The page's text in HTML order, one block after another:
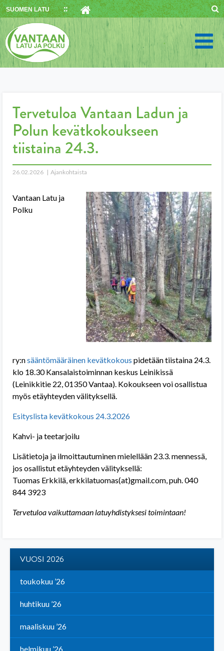
Skip
to
content
SUOMEN LATU
Tervetuloa Vantaan Ladun ja
Polun kevätkokoukseen
tiistaina 24.3.
26.02.2026 Ajankohtaista
Vantaan Latu ja
Polku
ry:nsääntömääräinen kevätkokous pidetään tiistaina 24.3.
klo 18.30 Kansalaistoiminnan keskus Leinikissä
(Leinikkitie 22, 01350 Vantaa). Kokoukseen voi osallistua
myös etäyhteyden välityksellä.
Esityslista kevätkokous 24.3.2026
Kahvi- ja teetarjoilu
Lisätietoja ja ilmoittautuminen mielellään 23.3. mennessä,
jos osallistut etäyhteyden välityksellä:
Tuomas Erkkilä, erkkilatuomas(at)gmail.com, puh. 040
844 3923
Tervetuloa vaikuttamaan latuyhdistyksesi toimintaan!
VUOSI 2026
toukokuu ’26
huhtikuu ’26
maaliskuu ’26
helmikuu ’26